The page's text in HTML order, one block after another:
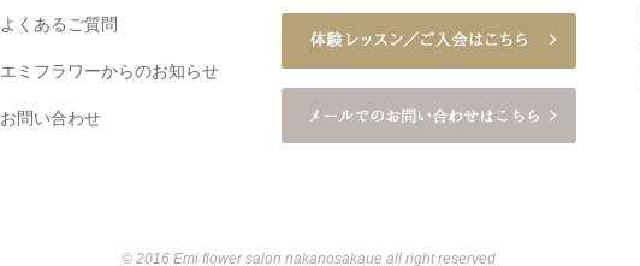
よくあるご質問
エミフラワーからのお知らせ
お問い合わせ
© 2016 Emi flower salon nakanosakaue all right reserved